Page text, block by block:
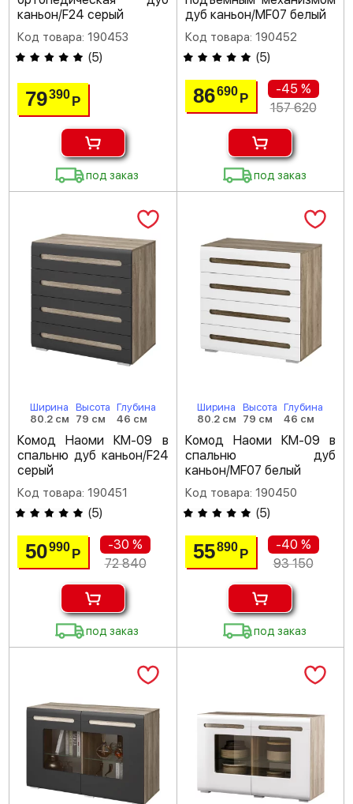
каньон/F24 серый
Код товара: 190453
(5)
79390Р
под заказ
дуб каньон/MF07 белый
Код товара: 190452
(5)
86690 Р
-45 %
157 620
под заказ
Ширина
80.2 см
Высота
79 см
Глубина
46 см
Комод Наоми КМ-09 в
спальню дуб каньон/F24
серый
Код товара: 190451
(5)
50990Р
-30 %
72 840
под заказ
Ширина
80.2 см
Высота
79 см
Глубина
46 см
Комод Наоми КМ-09 в
спальню дуб
каньон/MF07 белый
Код товара: 190450
(5)
55890 Р
-40 %
93 150
под заказ